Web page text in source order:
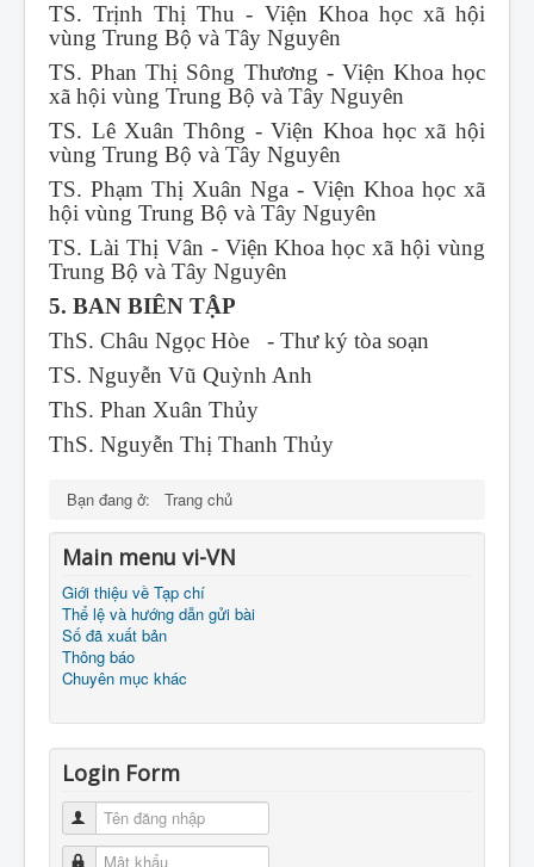
TS. Trịnh Thị Thu - Viện Khoa học xã hội
vùng Trung Bộ và Tây Nguyên
TS. Phan Thị Sông Thương - Viện Khoa học
xã hội vùng Trung Bộ và Tây Nguyên
TS. Lê Xuân Thông - Viện Khoa học xã hội
vùng Trung Bộ và Tây Nguyên
TS. Phạm Thị Xuân Nga - Viện Khoa học xã
hội vùng Trung Bộ và Tây Nguyên
TS. Lài Thị Vân - Viện Khoa học xã hội vùng
Trung Bộ và Tây Nguyên
5. BAN BIÊN TẬP
ThS. Châu Ngọc Hòe - Thư ký tòa soạn
TS. Nguyễn Vũ Quỳnh Anh
ThS. Phan Xuân Thủy
ThS. Nguyễn Thị Thanh Thủy
Bạn đang ở: Trang chủ
Main menu vi-VN
Giới thiệu về Tạp chí
Thể lệ và hướng dẫn gửi bài
Số đã xuất bản
Thông báo
Chuyên mục khác
Login Form
Tên đăng nhập
Mật khẩu